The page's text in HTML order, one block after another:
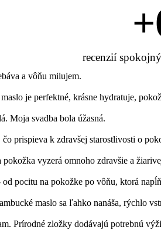
recenzií
+
a vôňu milujem.
je perfektné, krásne hydratuje,
Moja svadba bola úžasná.
prispieva k zdravšej starostlivosti o
vyzerá omnoho zdravšie a
pocitu na pokožke po vôňu, ktorá
maslo sa ľahko nanáša, rýchlo
Prírodné zložky dodávajú potrebnú